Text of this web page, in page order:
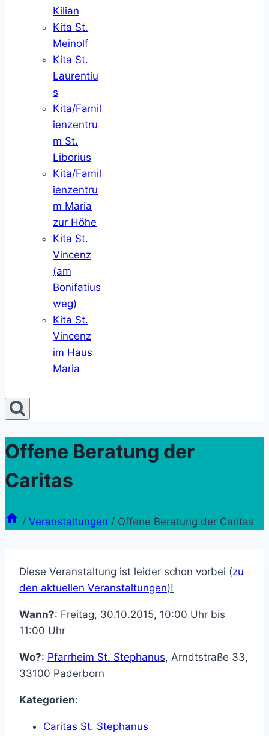
Kilian
Kita St.
Meinolf
Kita St.
Laurentiu
s
Kita/Famil
ienzentru
m St.
Liborius
Kita/Famil
ienzentru
m Maria
zur Höhe
Kita St.
Vincenz
(am
Bonifatius
weg)
Kita St.
Vincenz
im Haus
Maria
Offene Beratung der
Caritas
/ Veranstaltungen / Offene Beratung der Caritas
Diese Veranstaltung ist leider schon vorbei (zu
den aktuellen Veranstaltungen)!
Wann?: Freitag, 30.10.2015, 10:00 Uhr bis
11:00 Uhr
Wo?: Pfarrheim St. Stephanus, Arndtstraße 33,
33100 Paderborn
Kategorien:
Caritas St. Stephanus